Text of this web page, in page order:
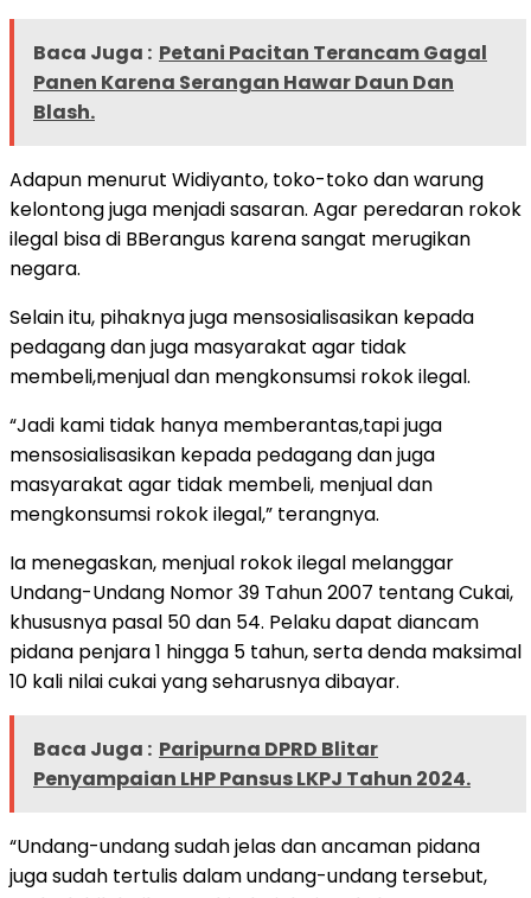
Baca Juga : Petani Pacitan Terancam Gagal
Panen Karena Serangan Hawar Daun Dan
Blash.
Adapun menurut Widiyanto, toko-toko dan warung
kelontong juga menjadi sasaran. Agar peredaran rokok
ilegal bisa di BBerangus karena sangat merugikan
negara.
Selain itu, pihaknya juga mensosialisasikan kepada
pedagang dan juga masyarakat agar tidak
membeli,menjual dan mengkonsumsi rokok ilegal.
“Jadi kami tidak hanya memberantas,tapi juga
mensosialisasikan kepada pedagang dan juga
masyarakat agar tidak membeli, menjual dan
mengkonsumsi rokok ilegal,” terangnya.
Ia menegaskan, menjual rokok ilegal melanggar
Undang-Undang Nomor 39 Tahun 2007 tentang Cukai,
khususnya pasal 50 dan 54. Pelaku dapat diancam
pidana penjara 1 hingga 5 tahun, serta denda maksimal
10 kali nilai cukai yang seharusnya dibayar.
Baca Juga : Paripurna DPRD Blitar
Penyampaian LHP Pansus LKPJ Tahun 2024.
“Undang-undang sudah jelas dan ancaman pidana
juga sudah tertulis dalam undang-undang tersebut,